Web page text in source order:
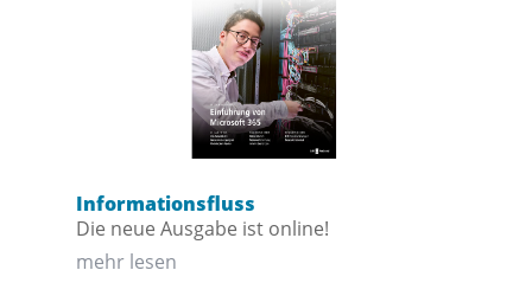
Informationsfluss
Die neue Ausgabe ist online!
mehr lesen